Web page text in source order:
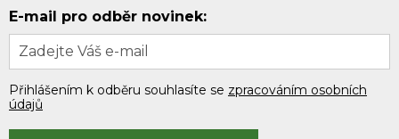
E-mail pro odběr novinek:
Přihlášením k odběru souhlasíte se zpracováním osobních
údajů